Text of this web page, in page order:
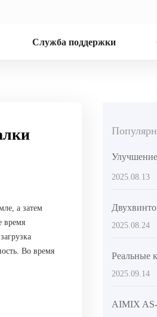
Служба поддержки
а затем
время
Во время
2025.08.13
2025.08.24
2025.09.14